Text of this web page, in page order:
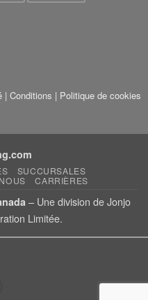
| Conditions | Politique de cookies
SUCCURSALES
CARRIÈRES
– Une division de Jonjo
Limitée.